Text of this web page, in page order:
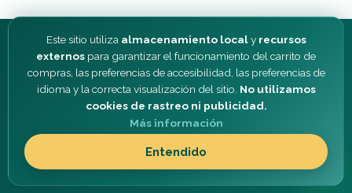
© 2026 Anteojos Ediciones SAS · NIT 901422008-8 ·
Bogotá, Colombia
Política de Privacidad-Política de Cookies
Este sitio utiliza almacenamiento localy recursos
externos para garantizar el funcionamiento del carrito de
compras, las preferencias de accesibilidad, las preferencias de
idioma y la correcta visualización del sitio. No utilizamos
cookies de rastreo ni publicidad.
Más información
Entendido